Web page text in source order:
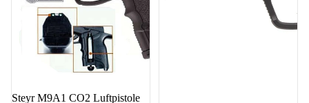
5%
Steyr M9A1 CO2 Luftpistole